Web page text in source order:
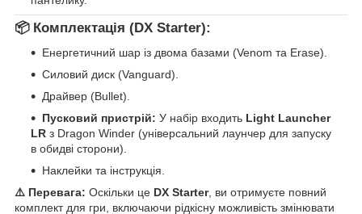
📦 Комплектація (DX Starter):
Енергетичний шар із двома базами (Venom та Erase).
Силовий диск (Vanguard).
Драйвер (Bullet).
Пусковий пристрій: У набір входить Light Launcher
LR з Dragon Winder (універсальний лаунчер для запуску
в обидві сторони).
Наклейки та інструкція.
⚠️ Перевага: Оскільки це DX Starter, ви отримуєте повний
комплект для гри, включаючи рідкісну можливість змінювати